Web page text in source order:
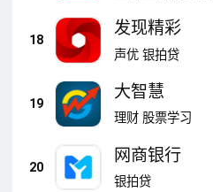
18
发现精彩
声优 银拍贷
19
大智慧
理财 股票学习
20
网商银行
银拍贷